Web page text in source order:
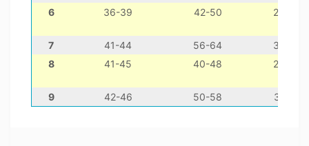
6
36-39 42-50 26-36
7 41-44 56-64
36-46
8
41-45 40-48 26-36
9 42-46 50-58 32-42